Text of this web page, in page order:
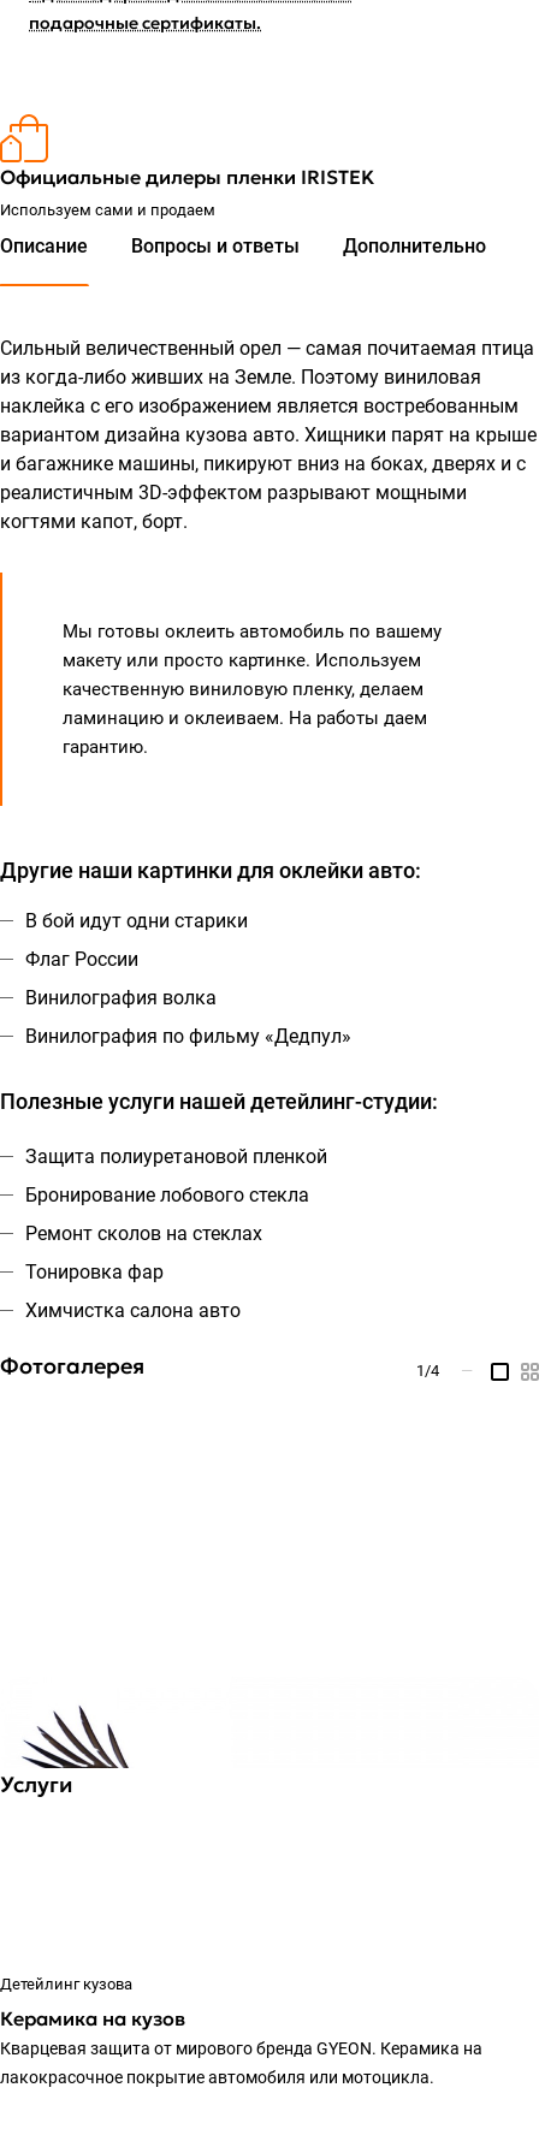
подарочные сертификаты.
Официальные дилеры пленки IRISTEK
Используем сами и продаем
Описание Вопросы и ответы Дополнительно
Сильный величественный орел — самая почитаемая птица
из когда-либо живших на Земле. Поэтому виниловая
наклейка с его изображением является востребованным
вариантом дизайна кузова авто. Хищники парят на крыше
и багажнике машины, пикируют вниз на боках, дверях и с
реалистичным 3D-эффектом разрывают мощными
когтями капот, борт.
Мы готовы оклеить автомобиль по вашему
макету или просто картинке. Используем
качественную виниловую пленку, делаем
ламинацию и оклеиваем. На работы даем
гарантию.
Другие наши картинки для оклейки авто:
В бой идут одни старики
Флаг России
Винилография волка
Винилография по фильму «Дедпул»
Полезные услуги нашей детейлинг-студии:
Защита полиуретановой пленкой
Бронирование лобового стекла
Ремонт сколов на стеклах
Тонировка фар
Химчистка салона авто
Фотогалерея 1/4 —
Услуги
Детейлинг кузова
Керамика на кузов
Кварцевая защита от мирового бренда GYEON. Керамика на
лакокрасочное покрытие автомобиля или мотоцикла.